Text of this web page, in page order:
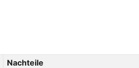
Nachteile